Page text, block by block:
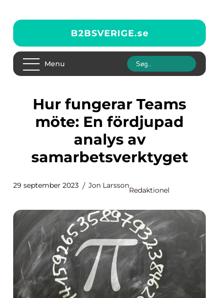
B2BSVERIGE.se
Menu
Hur fungerar Teams
möte: En fördjupad
analys av
samarbetsverktyget
29 september 2023 Jon Larsson
Redaktionel